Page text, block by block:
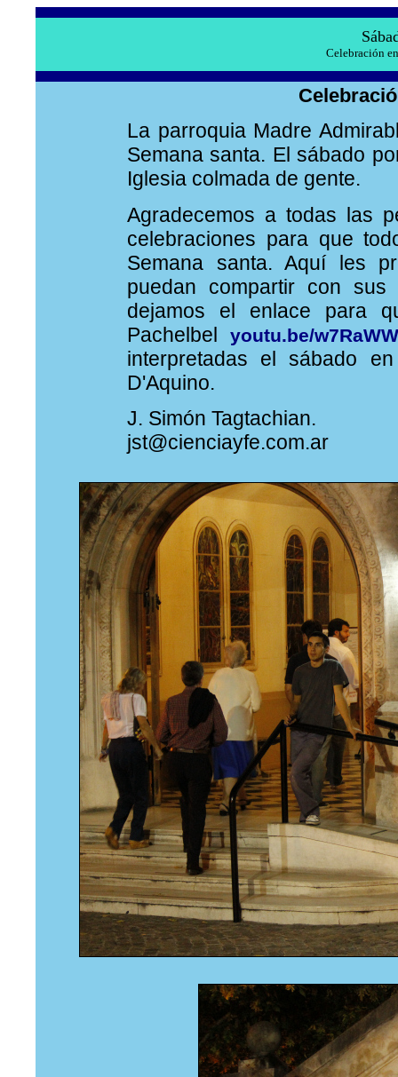
Celebración
La parroquia Madre
Semana santa. El sábado
Iglesia colmada de gente.
Agradecemos a todas las
celebraciones para que
Semana santa. Aquí les
puedan compartir con
dejamos el enlace para
Pachelbelyoutu.be/
interpretadas el sábado
D'Aquino.
J. Simón Tagtachian.
jst@cienciayfe.com.ar